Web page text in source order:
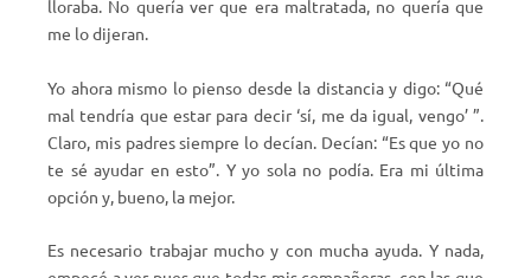
lloraba. No quería ver que era maltratada, no quería que
me lo dijeran.
Yo ahora mismo lo pienso desde la distancia y digo: “Qué
mal tendría que estar para decir ‘sí, me da igual, vengo’ ”.
Claro, mis padres siempre lo decían. Decían: “Es que yo no
te sé ayudar en esto”. Y yo sola no podía. Era mi última
opción y, bueno, la mejor.
Es necesario trabajar mucho y con mucha ayuda. Y nada,